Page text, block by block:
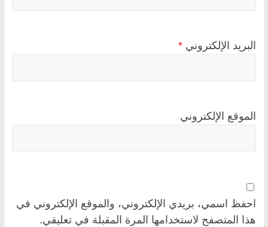
البريد الإلكتروني *
الموقع الإلكتروني
احفظ اسمي، بريدي الإلكتروني، والموقع الإلكتروني في
هذا المتصفح لاستخدامها المرة المقبلة في تعليقي.